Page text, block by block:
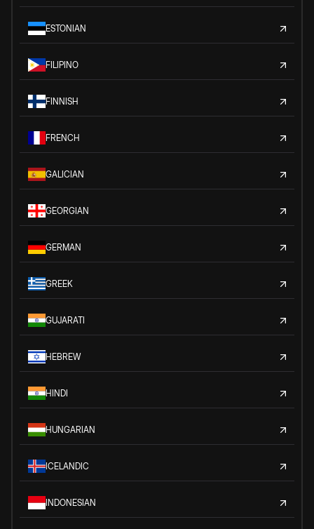
ESTONIAN
FILIPINO
FINNISH
FRENCH
GALICIAN
GEORGIAN
GERMAN
GREEK
GUJARATI
HEBREW
HINDI
HUNGARIAN
ICELANDIC
INDONESIAN